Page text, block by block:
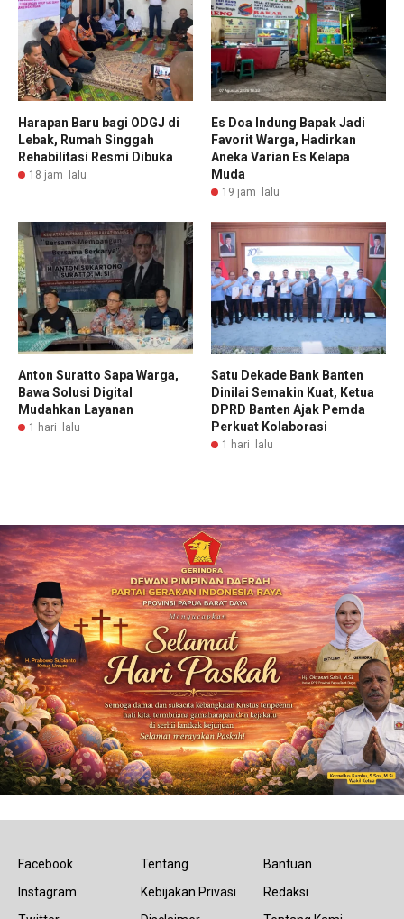
Harapan Baru bagi ODGJ di
Lebak, Rumah Singgah
Rehabilitasi Resmi Dibuka
18 jam lalu
Es Doa Indung Bapak Jadi
Favorit Warga, Hadirkan
Aneka Varian Es Kelapa
Muda
19 jam lalu
Anton Suratto Sapa Warga,
Bawa Solusi Digital
Mudahkan Layanan
1 hari lalu
Satu Dekade Bank Banten
Dinilai Semakin Kuat, Ketua
DPRD Banten Ajak Pemda
Perkuat Kolaborasi
1 hari lalu
Facebook
Instagram
Tentang
Kebijakan Privasi
Bantuan
Redaksi